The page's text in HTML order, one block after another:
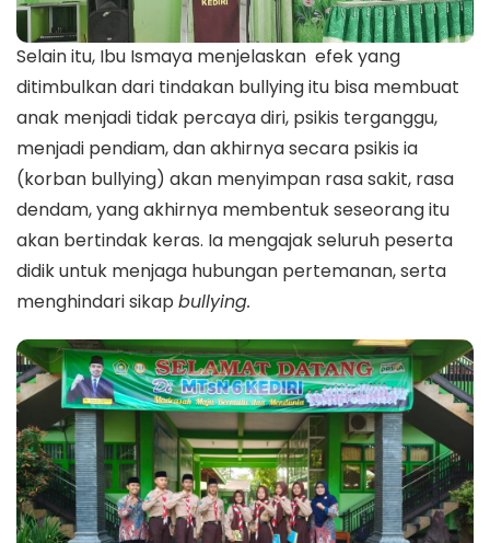
Selain itu, Ibu Ismaya menjelaskan efek yang
ditimbulkan dari tindakan bullying itu bisa membuat
anak menjadi tidak percaya diri, psikis terganggu,
menjadi pendiam, dan akhirnya secara psikis ia
(korban bullying) akan menyimpan rasa sakit, rasa
dendam, yang akhirnya membentuk seseorang itu
akan bertindak keras. Ia mengajak seluruh peserta
didik untuk menjaga hubungan pertemanan, serta
menghindari sikap bullying.